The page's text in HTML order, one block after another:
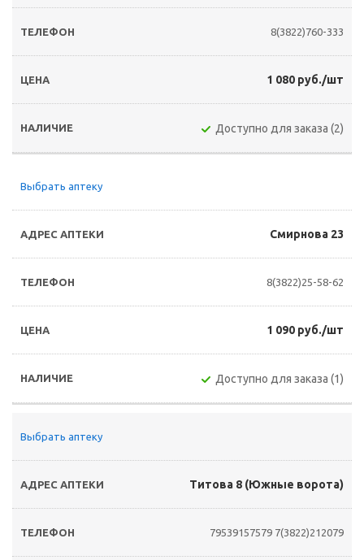
8(3822)760-333
1 080 руб./шт
Доступно для заказа (2)
Выбрать аптеку
Смирнова 23
8(3822)25-58-62
1 090 руб./шт
Доступно для заказа (1)
Выбрать аптеку
Титова 8 (Южные ворота)
79539157579 7(3822)212079